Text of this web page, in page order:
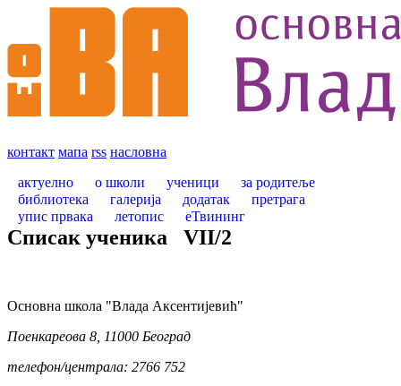
контакт мапа rss насловна
актуелно
о школи ученици
за родитеље
библиотека
галерија додатак
претрага
упис првака
летопис еТвининг
Списак ученика VII/2
Oсновна школа "Влада Аксентијевић"
Поенкареова 8, 11000 Београд
телефон/централа: 2766 752